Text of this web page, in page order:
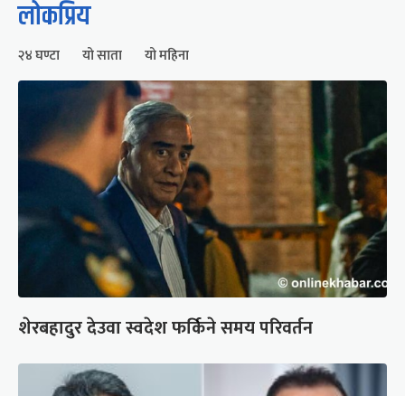
लोकप्रिय
२४ घण्टा यो साता यो महिना
शेरबहादुर देउवा स्वदेश फर्किने समय परिवर्तन